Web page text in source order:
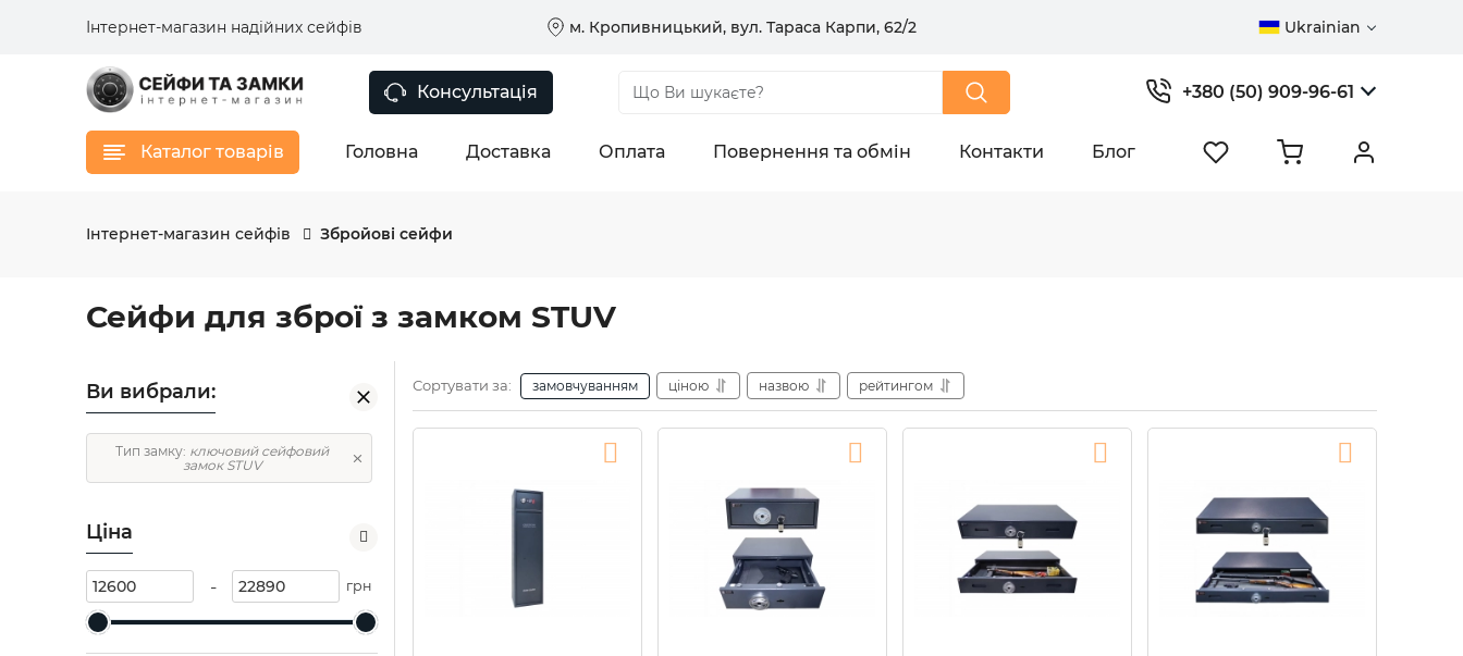
Інтернет-магазин надійних сейфів м. Кропивницький, вул. Тараса Карпи, 62/2 Ukrainian
Консультація +380 (50) 909-96-61
Каталог товарів Головна Доставка Оплата Повернення та обмін Контакти Блог
Інтернет-магазин сейфів Збройові сейфи
Сейфи для зброї з замком STUV
Ви вибрали:
Тип замку: ключовий сейфовий
замок STUV
Ціна
- грн
Сортувати за: замовчуванням ціною назвою рейтингом